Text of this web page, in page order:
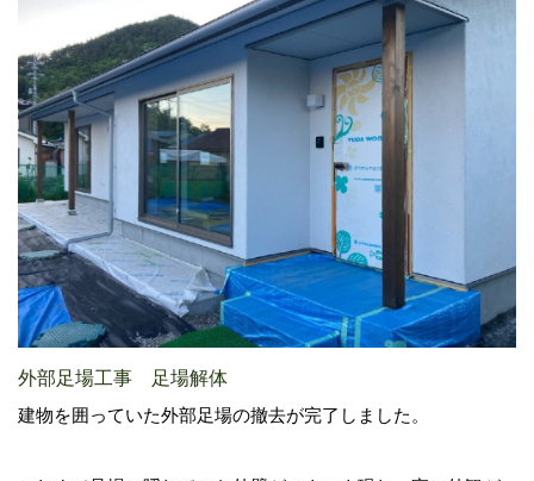
外部足場工事 足場解体
建物を囲っていた外部足場の撤去が完了しました。